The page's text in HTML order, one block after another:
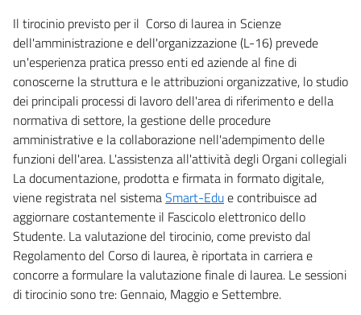
Il tirocinio previsto per il Corso di laurea in Scienze
dell'amministrazione e dell'organizzazione (L-16) prevede
un'esperienza pratica presso enti ed aziende al fine di
conoscerne la struttura e le attribuzioni organizzative, lo studio
dei principali processi di lavoro dell'area di riferimento e della
normativa di settore, la gestione delle procedure
amministrative e la collaborazione nell'adempimento delle
funzioni dell'area. L'assistenza all'attività degli Organi collegiali
La documentazione, prodotta e firmata in formato digitale,
viene registrata nel sistemaSmart-Edue contribuisce ad
aggiornare costantemente il Fascicolo elettronico dello
Studente. La valutazione del tirocinio, come previsto dal
Regolamento del Corso di laurea, è riportata in carriera e
concorre a formulare la valutazione finale di laurea. Le sessioni
di tirocinio sono tre: Gennaio, Maggio e Settembre.